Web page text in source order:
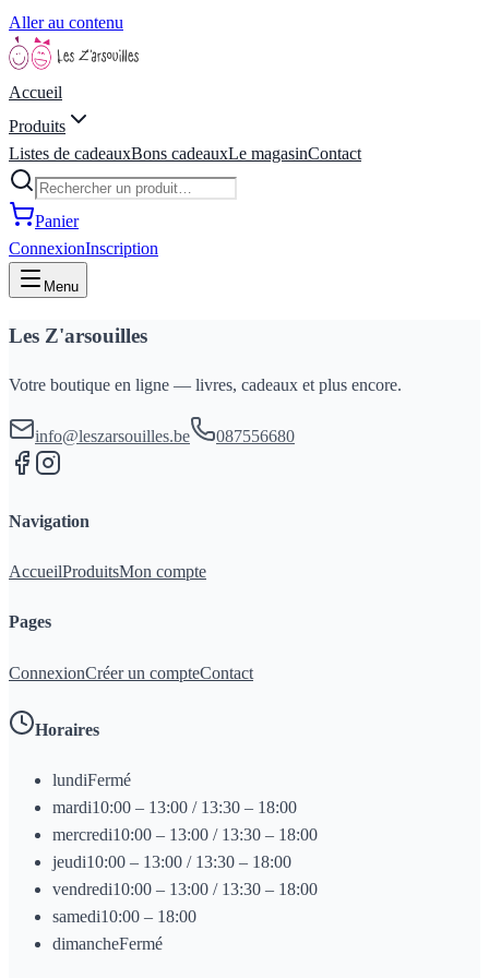
Aller au contenu
Accueil
Produits
Listes de cadeauxBons cadeauxLe magasinContact
Panier
ConnexionInscription
Menu
Les Z'arsouilles
Votre boutique en ligne — livres, cadeaux et plus encore.
info@leszarsouilles.be 087556680
Navigation
AccueilProduitsMon compte
Pages
ConnexionCréer un compteContact
Horaires
lundiFermé
mardi10:00 – 13:00 / 13:30 – 18:00
mercredi10:00 – 13:00 / 13:30 – 18:00
jeudi10:00 – 13:00 / 13:30 – 18:00
vendredi10:00 – 13:00 / 13:30 – 18:00
samedi10:00 – 18:00
dimancheFermé